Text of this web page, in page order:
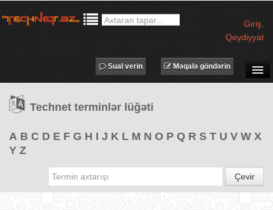
Giriş
Qeydiyyat
TƏDBİRLƏR
PROQRAMLAR
Məqalə göndərin
Sual verin
Technet terminlər lüğəti
A B C D E F G H I J K L M N O P Q R S T U V W X
Y Z
Çevir